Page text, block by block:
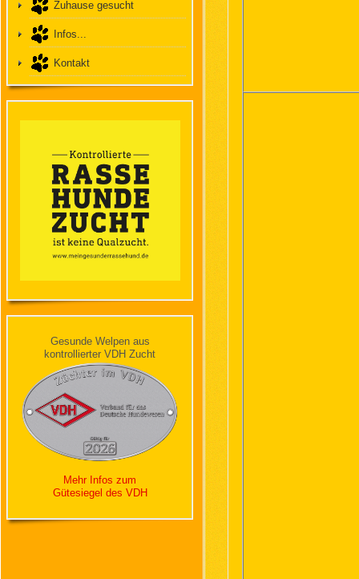
Zuhause gesucht
Infos...
Kontakt
Gesunde Welpen aus
kontrollierter VDH Zucht
Mehr Infos zum
Gütesiegel des VDH